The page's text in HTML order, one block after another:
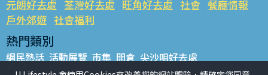
元朗好去處 荃灣好去處 旺角好去處 社會 餐廳情報
戶外郊遊 社會福利
熱門類別
網民熱話 活動展覽 市集 開倉 尖沙咀好去處
銅鑼灣好去處 元朗好去處 荃灣好去處 旺角好去處 社會